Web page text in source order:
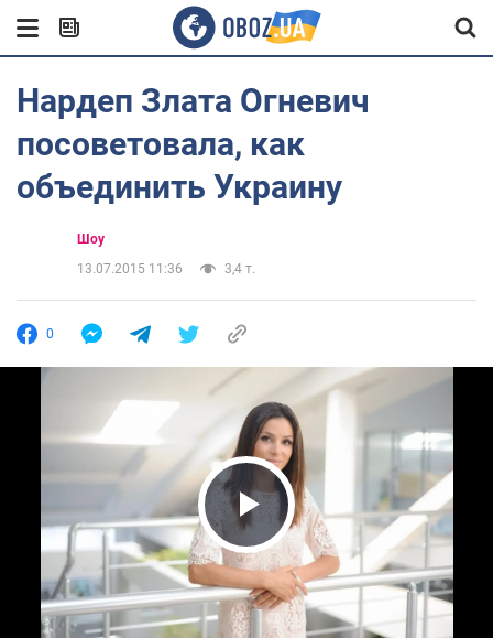
Нардеп Злата Огневич
посоветовала, как
объединить Украину
Шоу
13.07.2015 11:36
3,4 т.
0
Play Video